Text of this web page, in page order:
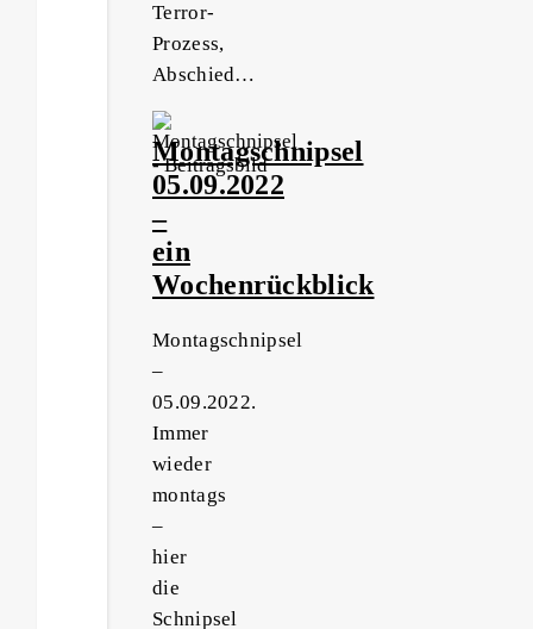
Terror-
Prozess,
Abschied…
Montagschnipsel
05.09.2022
–
ein
Wochenrückblick
Montagschnipsel
–
05.09.2022.
Immer
wieder
montags
–
hier
die
Schnipsel